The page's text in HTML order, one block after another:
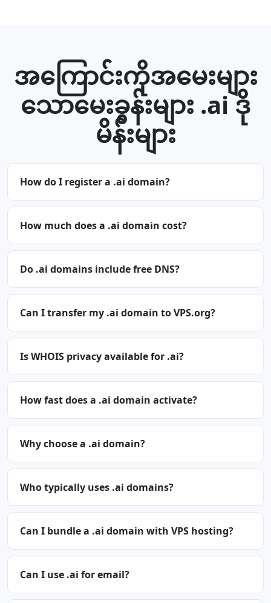
အကြောင်းကိုအမေးများ
သောမေးခွန်းများ .ai ဒို
မိန်းများ
How do I register a .ai domain?
How much does a .ai domain cost?
Do .ai domains include free DNS?
Can I transfer my .ai domain to VPS.org?
Is WHOIS privacy available for .ai?
How fast does a .ai domain activate?
Why choose a .ai domain?
Who typically uses .ai domains?
Can I bundle a .ai domain with VPS hosting?
Can I use .ai for email?